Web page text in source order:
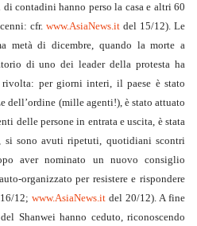
contadini hanno perso la casa e altri 60
cfr. www.AsiaNews.itdel 15/12). Le
metà di dicembre, quando la morte a
di uno dei leader della protesta ha
rivolta: per giorni interi, il paese è stato
dell’ordine (mille agenti!), è stato attuato
delle persone in entrata e uscita, è stata
si sono avuti ripetuti, quotidiani scontri
aver nominato un nuovo consiglio
organizzato per resistere e rispondere
12; www.AsiaNews.itdel 20/12). A fine
Shanwei hanno ceduto, riconoscendo